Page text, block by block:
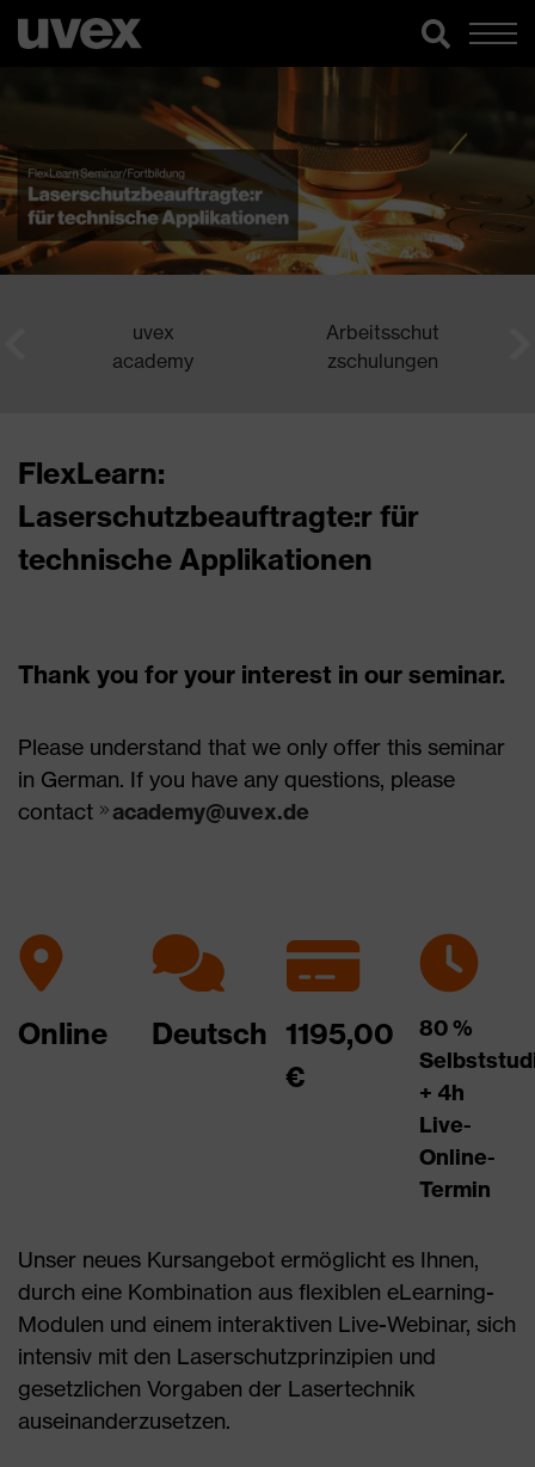
uvex
academy
Arbeitsschut
zschulungen
FlexLearn:
Laserschutzbeauftragte:r für
technische Applikationen
Thank you for your interest in our seminar.
Please understand that we only offer this seminar
in German. If you have any questions, please
contact
academy@uvex.de
Online Deutsch 1195,00
€
80 %
+ 4h
Live-
Online-
Termin
Unser neues Kursangebot ermöglicht es Ihnen,
durch eine Kombination aus flexiblen eLearning-
Modulen und einem interaktiven Live-Webinar, sich
intensiv mit den Laserschutzprinzipien und
gesetzlichen Vorgaben der Lasertechnik
auseinanderzusetzen.